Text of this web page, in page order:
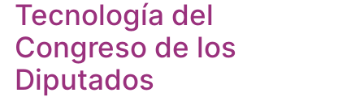
Tecnología del
Congreso de los
Diputados